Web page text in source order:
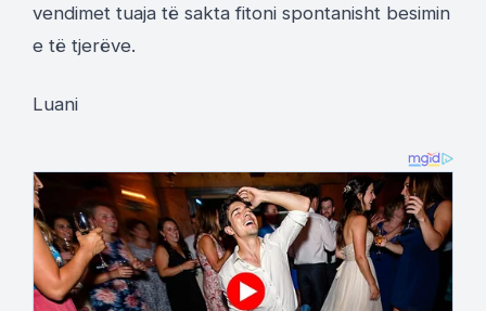
vendimet tuaja të sakta fitoni spontanisht besimin
e të tjerëve.
Luani